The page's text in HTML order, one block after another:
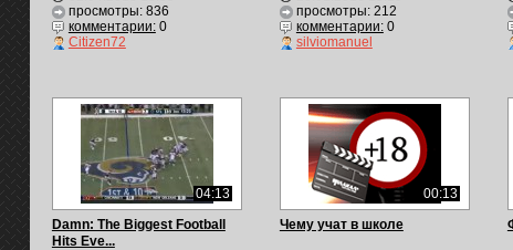
просмотры: 836
комментарии:0
Citizen72
просмотры: 212
комментарии:0
silviomanuel
04:13
Damn: The Biggest Football
Hits Eve...
00:13
Чему учат в школе